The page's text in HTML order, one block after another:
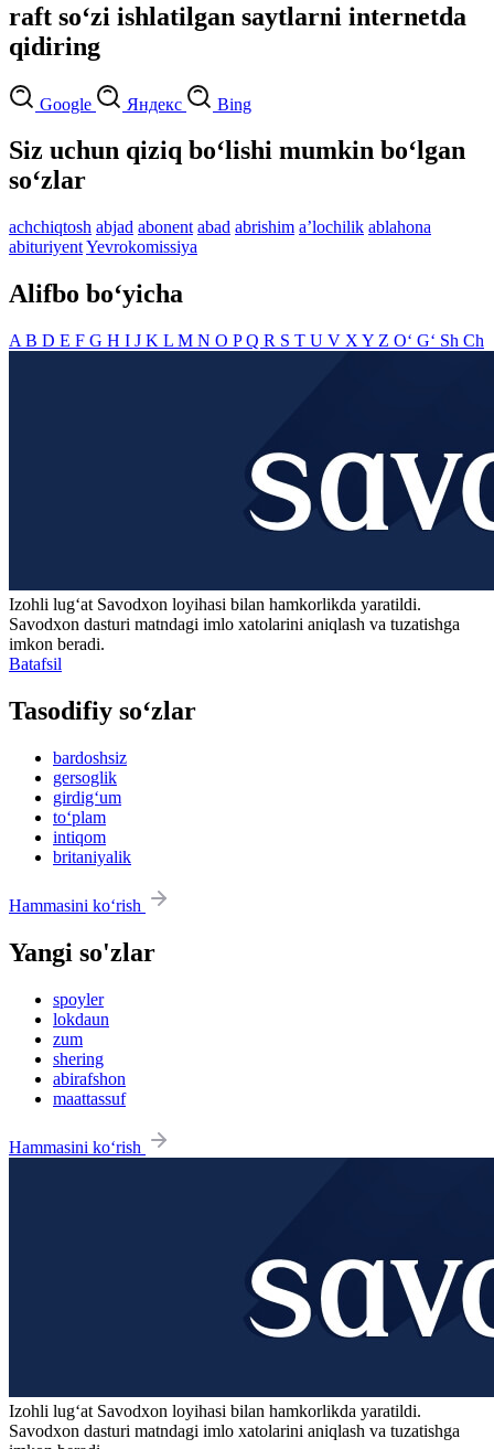
raft so‘zi ishlatilgan saytlarni internetda
qidiring
Google Яндекс Bing
Siz uchun qiziq bo‘lishi mumkin bo‘lgan
so‘zlar
achchiqtosh abjad abonent abad abrishim aʼlochilik ablahona
abituriyentYevrokomissiya
Alifbo bo‘yicha
A B D E F G H I J K L M N O PQ R S T U V X Y Z O‘ G‘ Sh Ch
Izohli lugʻat Savodxon loyihasi bilan hamkorlikda yaratildi.
Savodxon dasturi matndagi imlo xatolarini aniqlash va tuzatishga
imkon beradi.
Batafsil
Tasodifiy so‘zlar
bardoshsiz
gersoglik
girdig‘um
to‘plam
intiqom
britaniyalik
Hammasini ko‘rish
Yangi so'zlar
spoyler
lokdaun
zum
shering
abirafshon
maattassuf
Hammasini ko‘rish
Izohli lugʻat Savodxon loyihasi bilan hamkorlikda yaratildi.
Savodxon dasturi matndagi imlo xatolarini aniqlash va tuzatishga